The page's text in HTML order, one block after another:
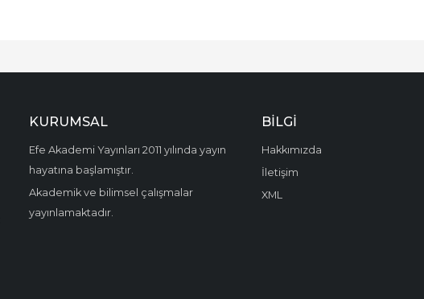
KURUMSAL
Efe Akademi Yayınları 2011 yılında yayın
hayatına başlamıştır.
Akademik ve bilimsel çalışmalar
yayınlamaktadır.
BILGI
Hakkımızda
İletişim
XML